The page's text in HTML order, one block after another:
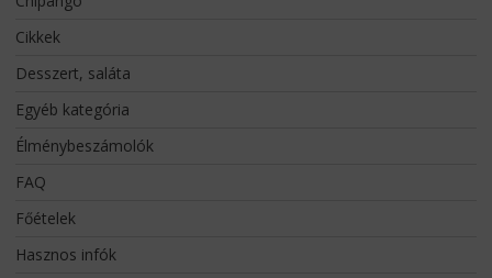
Cikkek
Desszert, saláta
Egyéb kategória
Élménybeszámolók
FAQ
Főételek
Hasznos infók